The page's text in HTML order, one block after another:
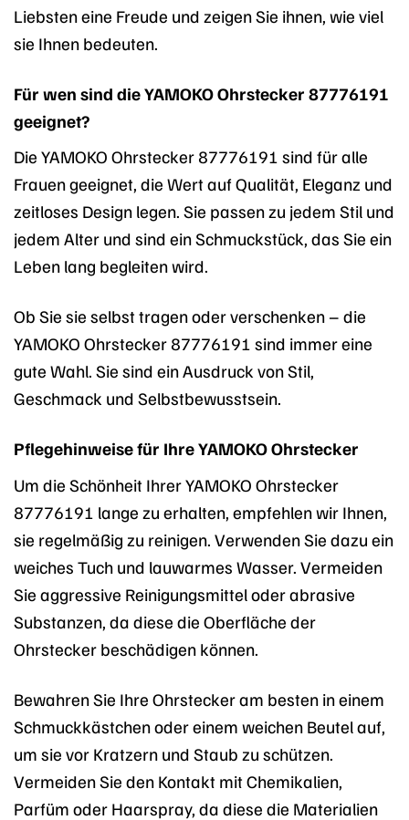
Liebsten eine Freude und zeigen Sie ihnen, wie viel
sie Ihnen bedeuten.
Für wen sind die YAMOKO Ohrstecker 87776191
geeignet?
Die YAMOKO Ohrstecker 87776191 sind für alle
Frauen geeignet, die Wert auf Qualität, Eleganz und
zeitloses Design legen. Sie passen zu jedem Stil und
jedem Alter und sind ein Schmuckstück, das Sie ein
Leben lang begleiten wird.
Ob Sie sie selbst tragen oder verschenken – die
YAMOKO Ohrstecker 87776191 sind immer eine
gute Wahl. Sie sind ein Ausdruck von Stil,
Geschmack und Selbstbewusstsein.
Pflegehinweise für Ihre YAMOKO Ohrstecker
Um die Schönheit Ihrer YAMOKO Ohrstecker
87776191 lange zu erhalten, empfehlen wir Ihnen,
sie regelmäßig zu reinigen. Verwenden Sie dazu ein
weiches Tuch und lauwarmes Wasser. Vermeiden
Sie aggressive Reinigungsmittel oder abrasive
Substanzen, da diese die Oberfläche der
Ohrstecker beschädigen können.
Bewahren Sie Ihre Ohrstecker am besten in einem
Schmuckkästchen oder einem weichen Beutel auf,
um sie vor Kratzern und Staub zu schützen.
Vermeiden Sie den Kontakt mit Chemikalien,
Parfüm oder Haarspray, da diese die Materialien